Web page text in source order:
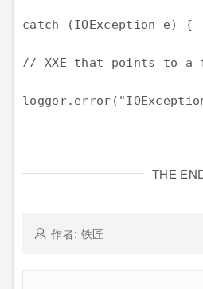
catch (IOException e) {
// XXE that points to
THE
作者: 铁匠